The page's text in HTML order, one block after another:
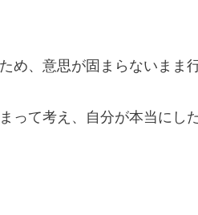
め、意思が固まらないまま
って考え、自分が本当にし